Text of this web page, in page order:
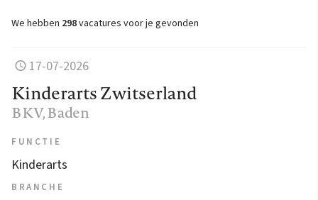
We hebben 298vacatures voor je gevonden
17-07-2026
Kinderarts Zwitserland
BKV, Baden
FUNCTIE
Kinderarts
BRANCHE